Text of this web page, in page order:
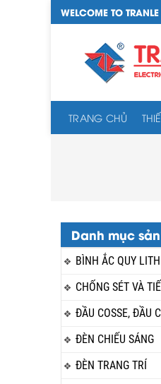
WELCOME TO
TRANG CHỦ
Danh mục
BÌNH ẮC QUY
CHỐNG SÉT VÀ
ĐẦU COSSE, ĐẦU
ĐÈN CHIẾU SÁNG
ĐÈN TRANG TRÍ